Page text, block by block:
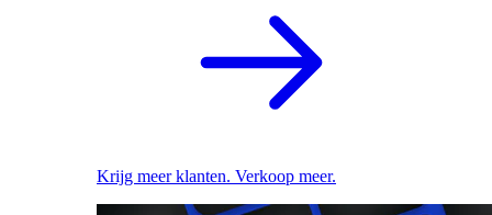
Krijg meer klanten. Verkoop meer.